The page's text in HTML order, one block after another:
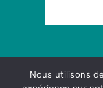
Nous utilisons